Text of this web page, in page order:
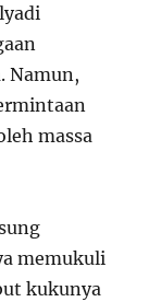
Namun,
massa
memukuli
kukunya